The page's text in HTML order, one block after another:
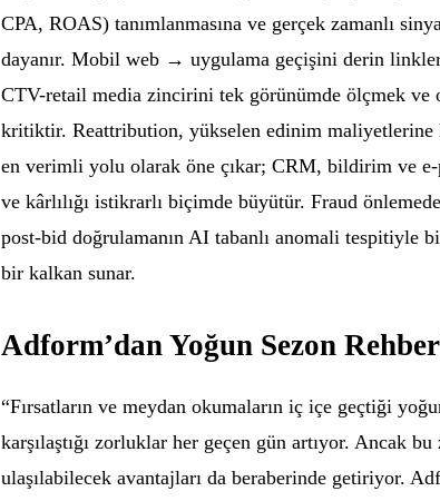
CPA, ROAS) tanımlanmasına ve gerçek zamanlı
dayanır. Mobil web → uygulama geçişini derin
CTV-retail media zincirini tek görünümde ölçmek
kritiktir. Reattribution, yükselen edinim maliyetlerine
en verimli yolu olarak öne çıkar; CRM, bildirim ve e-
ve kârlılığı istikrarlı biçimde büyütür. Fraud
post-bid doğrulamanın AI tabanlı anomali tespitiyle
bir kalkan sunar.
Adform’dan Yoğun Sezon
“Fırsatların ve meydan okumaların iç içe geçtiği
karşılaştığı zorluklar her geçen gün artıyor. Ancak
ulaşılabilecek avantajları da beraberinde getiriyor.